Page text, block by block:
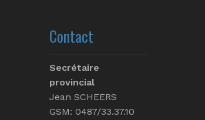
Contact
Secrétaire
provincial
Jean SCHEERS
GSM: 0487/33.37.10